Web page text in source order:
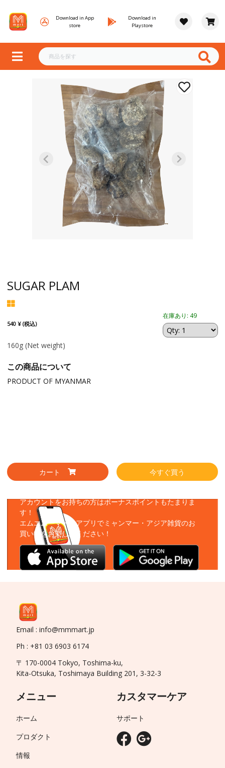
Download in App
store
Download in
Playstore
SUGAR PLAM
540 ¥ (税込)
在庫あり: 49
160g (Net weight)
この商品について
PRODUCT OF MYANMAR
カート 今すぐ買う
アカウントをお持ちの方はボーナスポイントもたまりま
す！
エムエムーマートアプリでミャンマー・アジア雑貨のお
買い物をお楽しみください！
Email : info@mmmart.jp
Ph : +81 03 6903 6174
〒 170-0004 Tokyo, Toshima-ku,
Kita-Otsuka, Toshimaya Building 201, 3-32-3
メニュー
ホーム
プロダクト
情報
カスタマーケア
サポート